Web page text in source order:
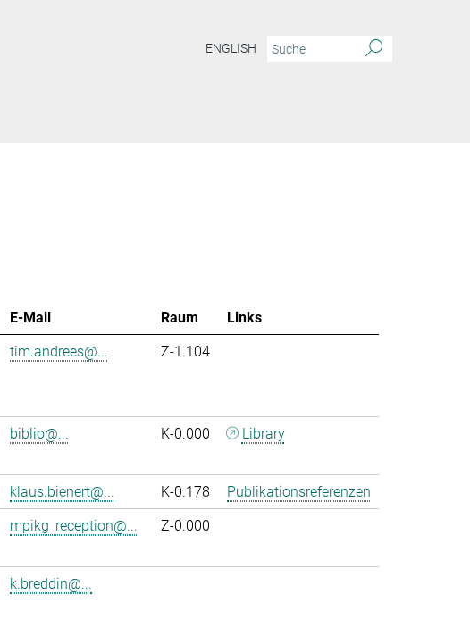
ENGLISH
E-Mail Raum
Links
tim.andrees@... Z-1.104
biblio@... K-0.000 Library
klaus.bienert@... K-0.178
Publikationsreferenzen
mpikg_reception@... Z-0.000
k.breddin@...